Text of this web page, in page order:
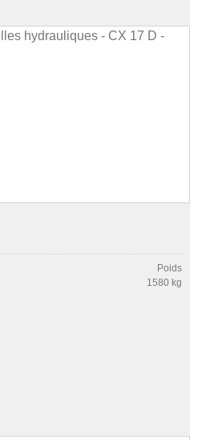
Poids
1580 kg